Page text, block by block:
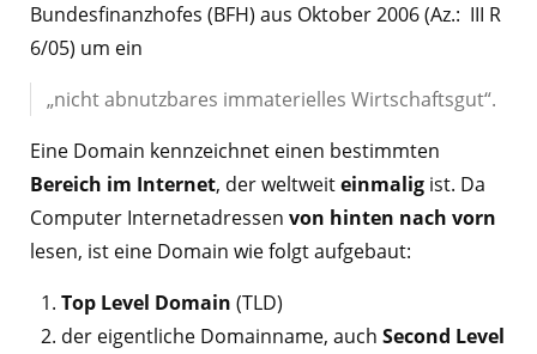
Bundesfinanzhofes (BFH) aus Oktober 2006 (Az.: III R
6/05) um ein
„nicht abnutzbares immaterielles Wirtschaftsgut“.
Eine Domain kennzeichnet einen bestimmten
Bereich im Internet, der weltweiteinmalig ist. Da
Computer Internetadressen von hinten nach vorn
lesen, ist eine Domain wie folgt aufgebaut:
Top Level Domain (TLD)
der eigentliche Domainname, auch Second Level